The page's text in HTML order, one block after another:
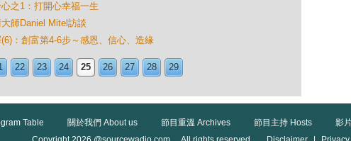
之1：打開心幸福一生
師Daniel Mitel訪談
：創富第4-6步～感恩、信心、造緣
22 23 24 25 26 27 28 29
Table 關於我們 About us 節目重溫 Archives 節目主持 Hosts
影